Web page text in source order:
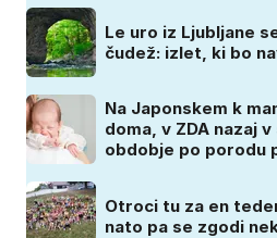
Le uro iz Ljubljane
čudež: izlet, ki bo
Na Japonskem k
doma, v ZDA nazaj
obdobje po porodu
Otroci tu za en
nato pa se zgodi